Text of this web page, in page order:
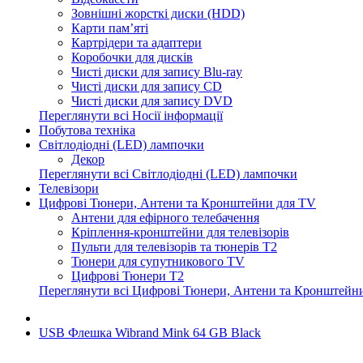
Зовнішні жорсткі диски (HDD)
Карти пам’яті
Картрідери та адаптери
Коробочки для дисків
Чисті диски для запису Blu-ray
Чисті диски для запису CD
Чисті диски для запису DVD
Переглянути всі Носії інформації
Побутова техніка
Світлодіодні (LED) лампочки
Декор
Переглянути всі Світлодіодні (LED) лампочки
Телевізори
Цифрові Тюнери, Антени та Кронштейни для TV
Антени для ефірного телебачення
Кріплення-кронштейни для телевізорів
Пульти для телевізорів та тюнерів T2
Тюнери для супутникового TV
Цифрові Тюнери T2
Переглянути всі Цифрові Тюнери, Антени та
USB Флешка Wibrand Mink 64 GB Black